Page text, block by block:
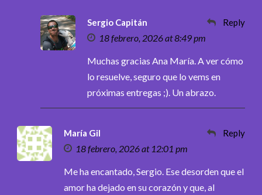
Sergio Capitán
18 febrero, 2026 at 8:49 pm
Reply
Muchas gracias Ana María. A ver cómo
lo resuelve, seguro que lo vems en
próximas entregas ;). Un abrazo.
María Gil
18 febrero, 2026 at 12:01 pm
Reply
Me ha encantado, Sergio. Ese desorden que el
amor ha dejado en su corazón y que, al